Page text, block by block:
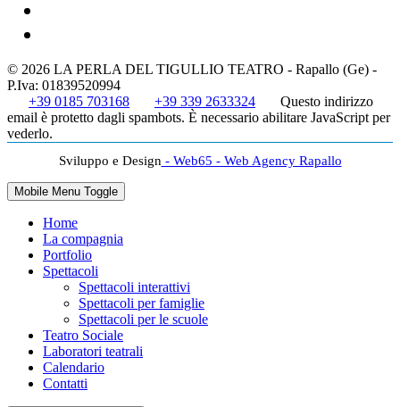
© 2026 LA PERLA DEL TIGULLIO TEATRO - Rapallo (Ge) -
P.Iva: 01839520994
+39 0185 703168
+39 339 2633324
Questo indirizzo
email è protetto dagli spambots. È necessario abilitare JavaScript per
vederlo.
Sviluppo e Design - Web65 - Web Agency Rapallo
Mobile Menu Toggle
Home
La compagnia
Portfolio
Spettacoli
Spettacoli interattivi
Spettacoli per famiglie
Spettacoli per le scuole
Teatro Sociale
Laboratori teatrali
Calendario
Contatti